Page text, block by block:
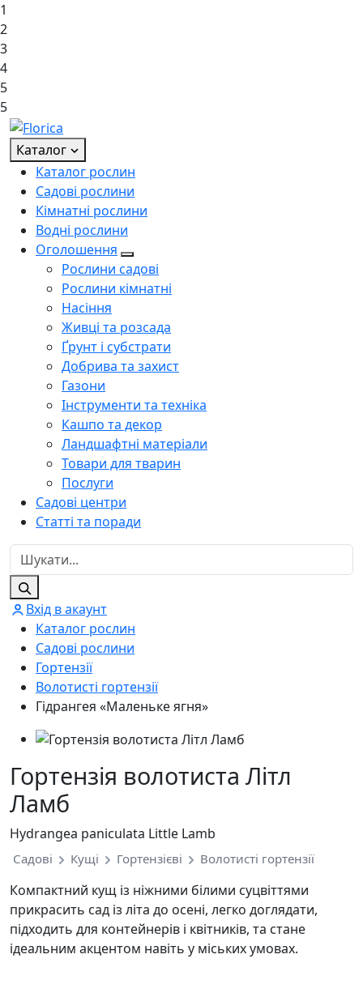
1
2
3
4
5
5
Каталог
Каталог рослин
Садові рослини
Кімнатні рослини
Водні рослини
Оголошення
Рослини садові
Рослини кімнатні
Насіння
Живці та розсада
Ґрунт і субстрати
Добрива та захист
Газони
Інструменти та техніка
Кашпо та декор
Ландшафтні матеріали
Товари для тварин
Послуги
Садові центри
Статті та поради
Вхід в акаунт
Каталог рослин
Садові рослини
Гортензії
Волотисті гортензії
Гідрангея «Маленьке ягня»
Гортензія волотиста Літл
Ламб
Hydrangea paniculata Little Lamb
Садові Кущі Гортензієві Волотисті гортензії
Компактний кущ із ніжними білими суцвіттями
прикрасить сад із літа до осені, легко доглядати,
підходить для контейнерів і квітників, та стане
ідеальним акцентом навіть у міських умовах.